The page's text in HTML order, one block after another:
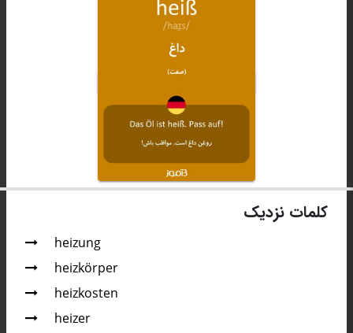
کلمات نزدیک
heizung
heizkörper
heizkosten
heizer